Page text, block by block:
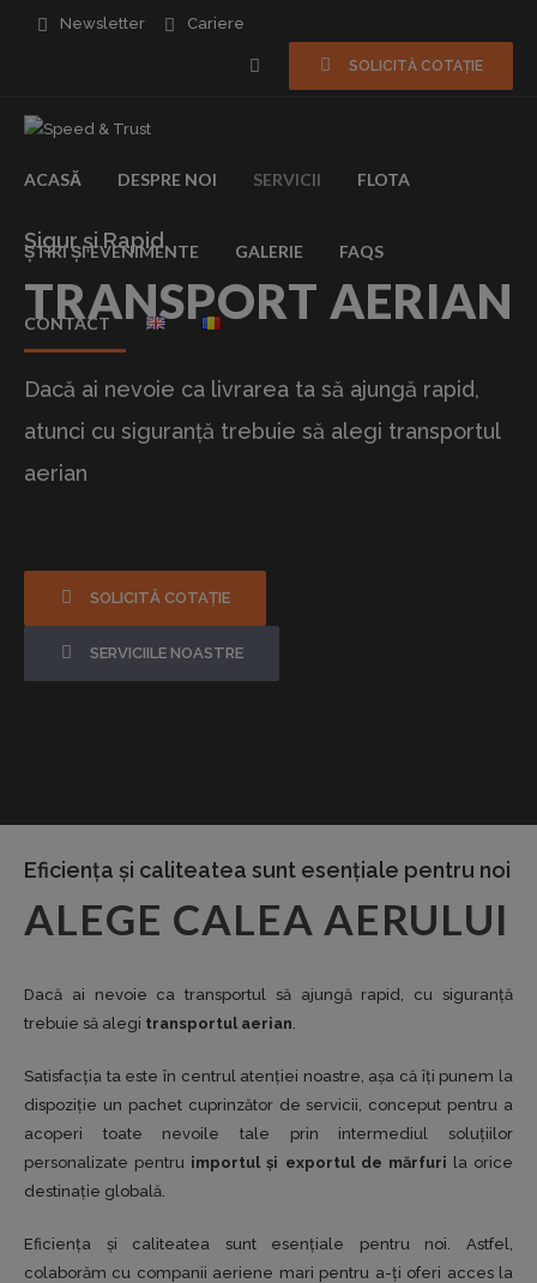
Newsletter Cariere
SOLICITĂ COTAȚIE
ACASĂ DESPRE NOI SERVICII FLOTA
ȘTIRI ȘI EVENIMENTE GALERIE FAQS
CONTACT
Sigur și Rapid
TRANSPORT AERIAN
Dacă ai nevoie ca livrarea ta să ajungă rapid,
atunci cu siguranță trebuie să alegi transportul
aerian
SOLICITĂ COTAȚIE
SERVICIILE NOASTRE
Eficiența și caliteatea sunt esențiale pentru noi
ALEGE CALEA AERULUI
Dacă ai nevoie ca transportul să ajungă rapid, cu siguranță
trebuie să alegi transportul aerian.
Satisfacția ta este în centrul atenției noastre, așa că îți punem la
dispoziție un pachet cuprinzător de servicii, conceput pentru a
acoperi toate nevoile tale prin intermediul soluțiilor
personalizate pentru importul și exportul de mărfuri la orice
destinație globală.
Eficiența și caliteatea sunt esențiale pentru noi. Astfel,
colaborăm cu companii aeriene mari pentru a-ți oferi acces la